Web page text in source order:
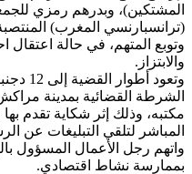
المشتكين)، وبدرهم رمزي
(ترانسبارنسي المغرب)
وتوبع المتهم، في حالة
والابتزاز.
وتعود
الشرطة القضائية بمدينة
مكتبه، وذلك إثر شكاية تقدم
المباشر لتلقي التبليغات عن
واتهم رجل الأعمال المسؤول
بممارسة نشاط اقتصادي.